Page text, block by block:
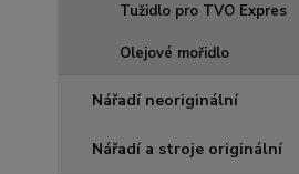
Tužidlo pro TVO Expres
Olejové mořidlo
Nářadí neoriginální
Nářadí a stroje originální